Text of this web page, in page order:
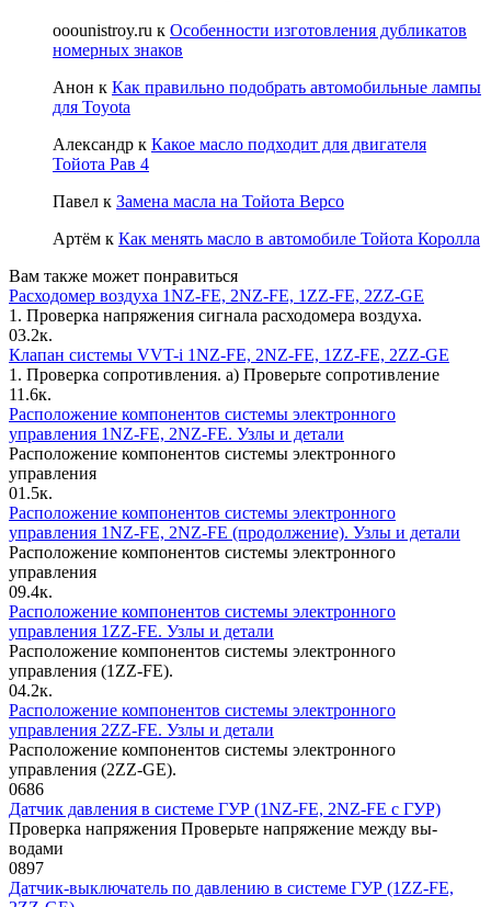
ooounistroy.ru к Особенности изготовления дубликатов
номерных знаков
Анон к Как правильно подобрать автомобильные лампы
для Toyota
Александр к Какое масло подходит для двигателя
Тойота Рав 4
Павел к Замена масла на Тойота Версо
Артём к Как менять масло в автомобиле Тойота Королла
Вам также может понравиться
Расходомер воздуха 1NZ-FE, 2NZ-FE, 1ZZ-FE, 2ZZ-GE
1. Проверка напряжения сигнала рас­ходомера воздуха.
03.2к.
Клапан системы VVT-i 1NZ-FE, 2NZ-FE, 1ZZ-FE, 2ZZ-GE
1. Проверка сопротивления. а) Проверьте сопротивление
11.6к.
Расположение компонентов системы электронного
управления 1NZ-FE, 2NZ-FE. Узлы и детали
Расположение компонентов системы электронного
управления
01.5к.
Расположение компонентов системы электронного
управления 1NZ-FE, 2NZ-FE (продолжение). Узлы и детали
Расположение компонентов системы электронного
управления
09.4к.
Расположение компонентов системы электронного
управления 1ZZ-FE. Узлы и детали
Расположение компонентов системы электронного
управления (1ZZ-FE).
04.2к.
Расположение компонентов системы электронного
управления 2ZZ-FE. Узлы и детали
Расположение компонентов системы электронного
управления (2ZZ-GE).
0686
Датчик давления в системе ГУР (1NZ-FE, 2NZ-FE c ГУР)
Проверка напряжения Проверьте напряжение между вы­
водами
0897
Датчик-выключатель по давлению в системе ГУР (1ZZ-FE,